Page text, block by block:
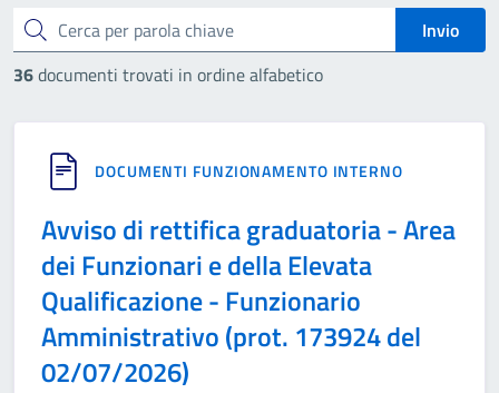
cerca
Invio
36documenti trovati in ordine alfabetico
DOCUMENTI FUNZIONAMENTO INTERNO
Avviso di rettifica graduatoria - Area
dei Funzionari e della Elevata
Qualificazione - Funzionario
Amministrativo (prot. 173924 del
02/07/2026)